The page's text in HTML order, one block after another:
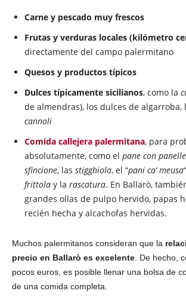
Carne y pescado muy frescos
Frutas y verduras locales (kilómetro
directamente del campo palermitano
Quesos y productos típicos
Dulces típicamente sicilianos, como la
de almendras), los dulces de algarroba,
cannoli
Comida callejera palermitana, para
absolutamente, como el pane con
sfincione, las stigghiola, el “pani ca’ meusa
frittola y la rascatura. En Ballarò,
grandes ollas de pulpo hervido, papas
recién hecha y alcachofas hervidas.
Muchos palermitanos consideran que la
precio en Ballarò es excelente . De hecho,
pocos euros, es posible llenar una bolsa de
de una comida completa.